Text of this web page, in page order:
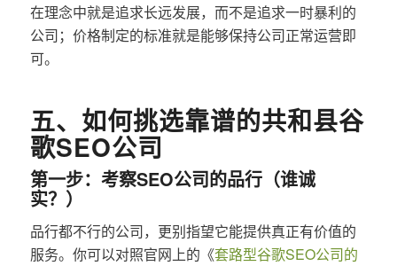
在理念中就是追求长远发展，而不是追求一时暴利的
公司；价格制定的标准就是能够保持公司正常运营即
可。
五、如何挑选靠谱的共和县谷
歌SEO公司
第一步：考察SEO公司的品行（谁诚
实？）
品行都不行的公司，更别指望它能提供真正有价值的
服务。你可以对照官网上的《套路型谷歌SEO公司的